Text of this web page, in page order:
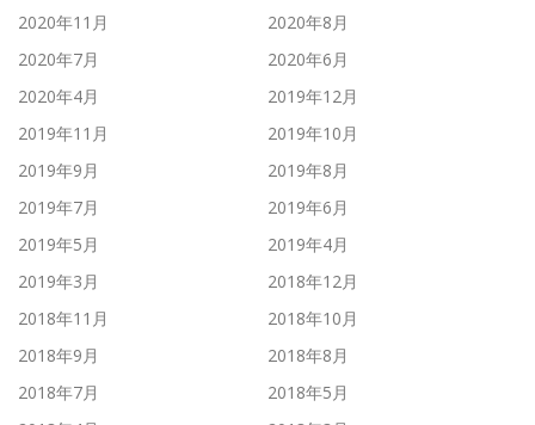
2020年11月
2020年8月
2020年7月
2020年6月
2020年4月
2019年12月
2019年11月
2019年10月
2019年9月
2019年8月
2019年7月
2019年6月
2019年5月
2019年4月
2019年3月
2018年12月
2018年11月
2018年10月
2018年9月
2018年8月
2018年7月
2018年5月